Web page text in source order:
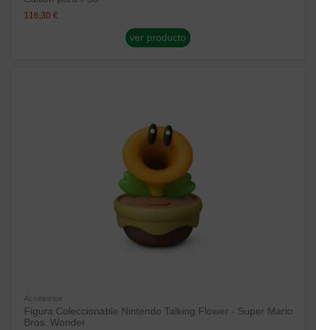
116,30 €
ver producto
Accesorios
Figura Coleccionable Nintendo Talking Flower - Super Mario
Bros. Wonder